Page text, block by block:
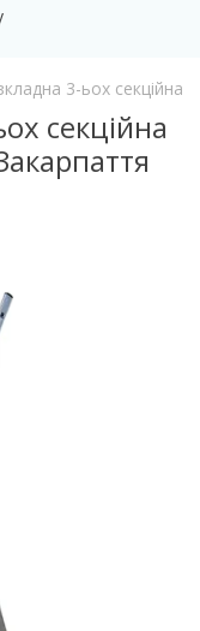
3-ьох секційна
секційна